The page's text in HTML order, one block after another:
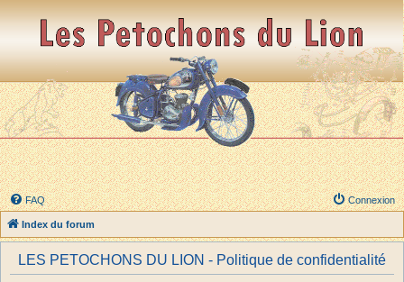
FAQ Connexion
Index du forum
LES PETOCHONS DU LION - Politique de confidentialité